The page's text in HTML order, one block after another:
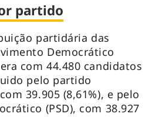
partido
partidária das
Democrático
com 44.480 candidatos
pelo partido
39.905 (8,61%), e pelo
(PSD), com 38.927